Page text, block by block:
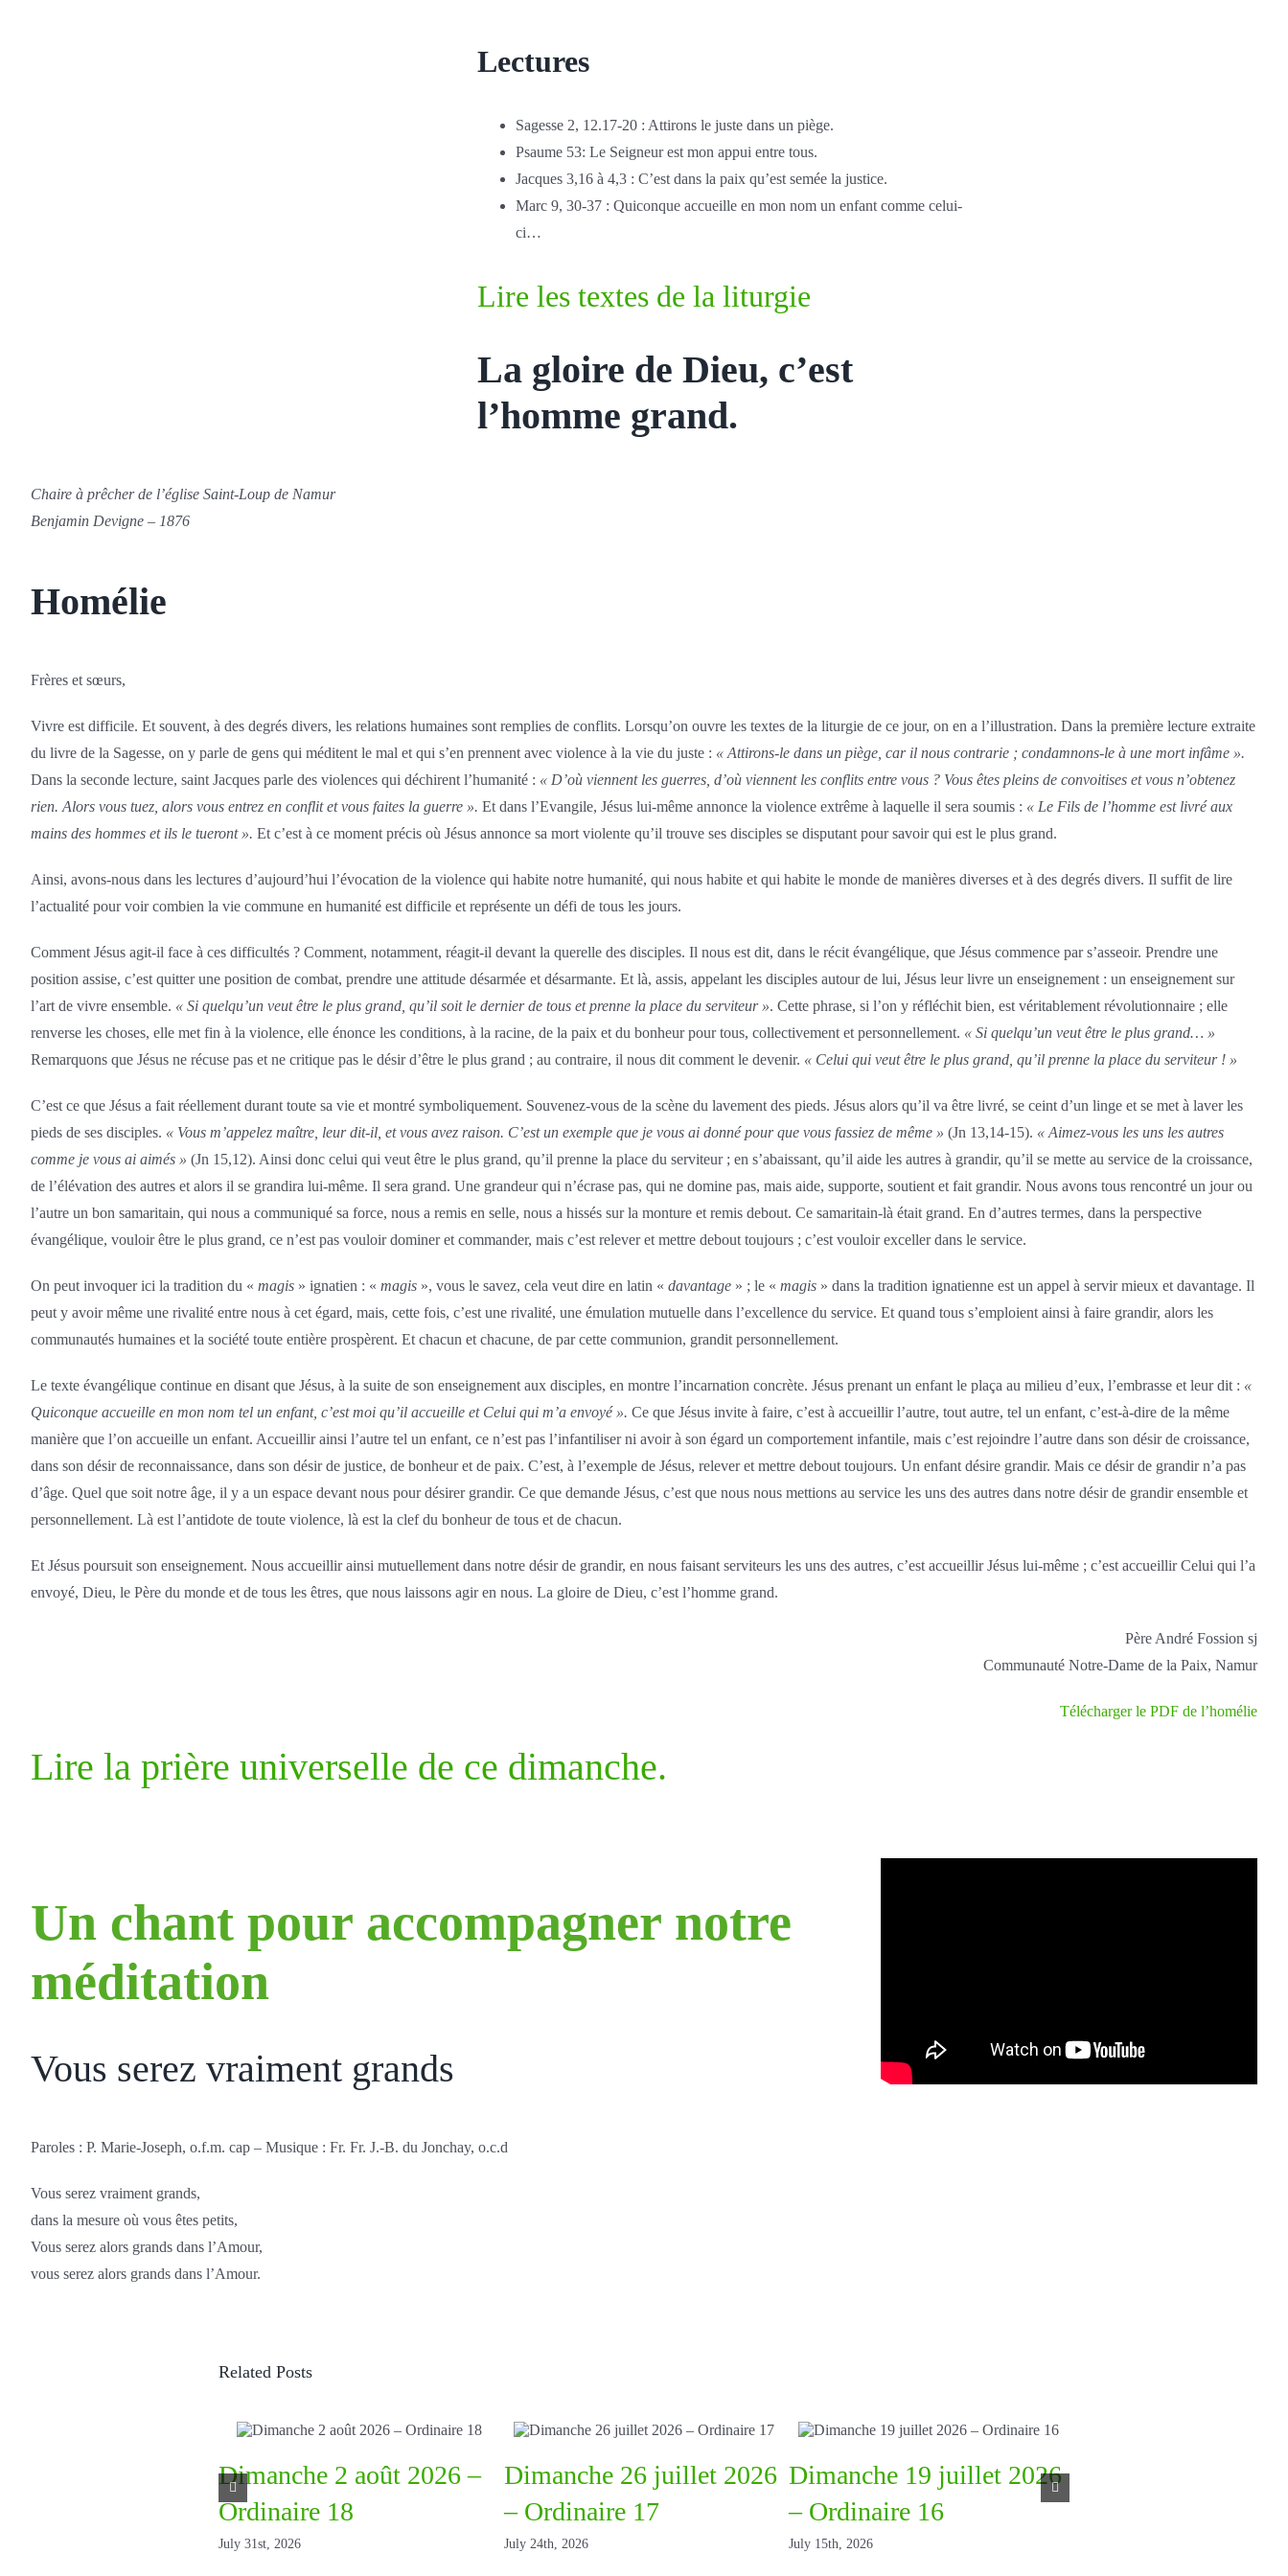
Lectures
Sagesse 2, 12.17-20 : Attirons le juste dans un piège.
Psaume 53: Le Seigneur est mon appui entre tous.
Jacques 3,16 à 4,3 : C’est dans la paix qu’est semée la justice.
Marc 9, 30-37 : Quiconque accueille en mon nom un enfant comme celui-
ci…
Lire les textes de la liturgie
La gloire de Dieu, c’est
l’homme grand.
Chaire à prêcher de l’église Saint-Loup de Namur
Benjamin Devigne – 1876
Homélie
Frères et sœurs,
Vivre est difficile. Et souvent, à des degrés divers, les relations humaines sont remplies de conflits. Lorsqu’on ouvre les textes de la liturgie de ce jour, on en a l’illustration. Dans la première lecture extraite
du livre de la Sagesse, on y parle de gens qui méditent le mal et qui s’en prennent avec violence à la vie du juste : « Attirons-le dans un piège, car il nous contrarie ; condamnons-le à une mort infâme ».
Dans la seconde lecture, saint Jacques parle des violences qui déchirent l’humanité : « D’où viennent les guerres, d’où viennent les conflits entre vous ? Vous êtes pleins de convoitises et vous n’obtenez
rien. Alors vous tuez, alors vous entrez en conflit et vous faites la guerre ». Et dans l’Evangile, Jésus lui-même annonce la violence extrême à laquelle il sera soumis : « Le Fils de l’homme est livré aux
mains des hommes et ils le tueront ». Et c’est à ce moment précis où Jésus annonce sa mort violente qu’il trouve ses disciples se disputant pour savoir qui est le plus grand.
Ainsi, avons-nous dans les lectures d’aujourd’hui l’évocation de la violence qui habite notre humanité, qui nous habite et qui habite le monde de manières diverses et à des degrés divers. Il suffit de lire
l’actualité pour voir combien la vie commune en humanité est difficile et représente un défi de tous les jours.
Comment Jésus agit-il face à ces difficultés ? Comment, notamment, réagit-il devant la querelle des disciples. Il nous est dit, dans le récit évangélique, que Jésus commence par s’asseoir. Prendre une
position assise, c’est quitter une position de combat, prendre une attitude désarmée et désarmante. Et là, assis, appelant les disciples autour de lui, Jésus leur livre un enseignement : un enseignement sur
l’art de vivre ensemble. « Si quelqu’un veut être le plus grand, qu’il soit le dernier de tous et prenne la place du serviteur ». Cette phrase, si l’on y réfléchit bien, est véritablement révolutionnaire ; elle
renverse les choses, elle met fin à la violence, elle énonce les conditions, à la racine, de la paix et du bonheur pour tous, collectivement et personnellement. « Si quelqu’un veut être le plus grand… »
Remarquons que Jésus ne récuse pas et ne critique pas le désir d’être le plus grand ; au contraire, il nous dit comment le devenir. « Celui qui veut être le plus grand, qu’il prenne la place du serviteur ! »
C’est ce que Jésus a fait réellement durant toute sa vie et montré symboliquement. Souvenez-vous de la scène du lavement des pieds. Jésus alors qu’il va être livré, se ceint d’un linge et se met à laver les
pieds de ses disciples. « Vous m’appelez maître, leur dit-il, et vous avez raison. C’est un exemple que je vous ai donné pour que vous fassiez de même » (Jn 13,14-15). « Aimez-vous les uns les autres
comme je vous ai aimés » (Jn 15,12). Ainsi donc celui qui veut être le plus grand, qu’il prenne la place du serviteur ; en s’abaissant, qu’il aide les autres à grandir, qu’il se mette au service de la croissance,
de l’élévation des autres et alors il se grandira lui-même. Il sera grand. Une grandeur qui n’écrase pas, qui ne domine pas, mais aide, supporte, soutient et fait grandir. Nous avons tous rencontré un jour ou
l’autre un bon samaritain, qui nous a communiqué sa force, nous a remis en selle, nous a hissés sur la monture et remis debout. Ce samaritain-là était grand. En d’autres termes, dans la perspective
évangélique, vouloir être le plus grand, ce n’est pas vouloir dominer et commander, mais c’est relever et mettre debout toujours ; c’est vouloir exceller dans le service.
On peut invoquer ici la tradition du « magis» ignatien : « magis», vous le savez, cela veut dire en latin « davantage» ; le « magis » dans la tradition ignatienne est un appel à servir mieux et davantage. Il
peut y avoir même une rivalité entre nous à cet égard, mais, cette fois, c’est une rivalité, une émulation mutuelle dans l’excellence du service. Et quand tous s’emploient ainsi à faire grandir, alors les
communautés humaines et la société toute entière prospèrent. Et chacun et chacune, de par cette communion, grandit personnellement.
Le texte évangélique continue en disant que Jésus, à la suite de son enseignement aux disciples, en montre l’incarnation concrète. Jésus prenant un enfant le plaça au milieu d’eux, l’embrasse et leur dit : «
Quiconque accueille en mon nom tel un enfant, c’est moi qu’il accueille et Celui qui m’a envoyé ». Ce que Jésus invite à faire, c’est à accueillir l’autre, tout autre, tel un enfant, c’est-à-dire de la même
manière que l’on accueille un enfant. Accueillir ainsi l’autre tel un enfant, ce n’est pas l’infantiliser ni avoir à son égard un comportement infantile, mais c’est rejoindre l’autre dans son désir de croissance,
dans son désir de reconnaissance, dans son désir de justice, de bonheur et de paix. C’est, à l’exemple de Jésus, relever et mettre debout toujours. Un enfant désire grandir. Mais ce désir de grandir n’a pas
d’âge. Quel que soit notre âge, il y a un espace devant nous pour désirer grandir. Ce que demande Jésus, c’est que nous nous mettions au service les uns des autres dans notre désir de grandir ensemble et
personnellement. Là est l’antidote de toute violence, là est la clef du bonheur de tous et de chacun.
Et Jésus poursuit son enseignement. Nous accueillir ainsi mutuellement dans notre désir de grandir, en nous faisant serviteurs les uns des autres, c’est accueillir Jésus lui-même ; c’est accueillir Celui qui l’a
envoyé, Dieu, le Père du monde et de tous les êtres, que nous laissons agir en nous. La gloire de Dieu, c’est l’homme grand.
Père André Fossion sj
Communauté Notre-Dame de la Paix, Namur
Télécharger le PDF de l’homélie
Lire la prière universelle de ce dimanche.
Un chant pour accompagner notre
méditation
Vous serez vraiment grands
Paroles : P. Marie-Joseph, o.f.m. cap – Musique : Fr. Fr. J.-B. du Jonchay, o.c.d
Vous serez vraiment grands,
dans la mesure où vous êtes petits,
Vous serez alors grands dans l’Amour,
vous serez alors grands dans l’Amour.
Related Posts
Dimanche 2 août 2026 –
Ordinaire 18
July 31st, 2026
Dimanche 26 juillet 2026
– Ordinaire 17
July 24th, 2026
Dimanche 19 juillet 2026
– Ordinaire 16
July 15th, 2026